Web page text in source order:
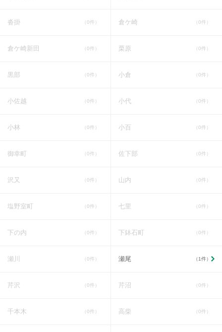
沓掛 （0件） 倉ケ崎 （0件）
倉ケ崎新田 （0件） 栗原 （0件）
黒部 （0件） 小倉 （0件）
小佐越 （0件） 小代 （0件）
小林 （0件） 小百 （0件）
御幸町 （0件） 佐下部 （0件）
沢又 （0件） 山内 （0件）
塩野室町 （0件） 七里 （0件）
下の内 （0件） 下鉢石町 （0件）
瀬川 （0件） 瀬尾 （1件）
芹沢 （0件） 芹沼 （0件）
千本木 （0件） 高柴 （0件）